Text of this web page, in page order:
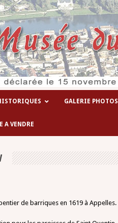
Les hôpitaux temporaires de la 1°
GALERIE PHOTOS
A VENDRE
de barriques en 1619 à